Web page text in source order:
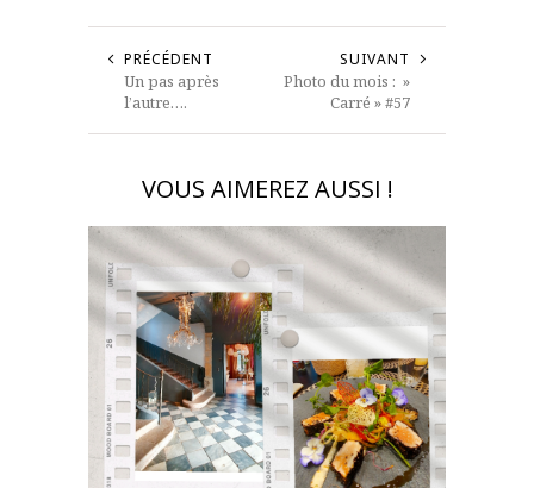
PRÉCÉDENT
Un pas après
l’autre….
SUIVANT
Photo du mois : »
Carré » #57
VOUS AIMEREZ AUSSI !